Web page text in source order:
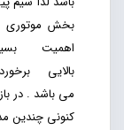
بخش موتوری
اهمیت
بالایی
می باشد . در
کنونی چندین